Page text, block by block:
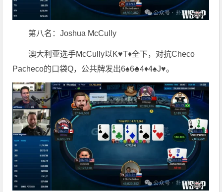
第八名：Joshua McCully
澳大利亚选手McCully以K♥T♦全下，对抗Checo
Pacheco的口袋Q，公共牌发出6♠6♣4♦4♠J♥。